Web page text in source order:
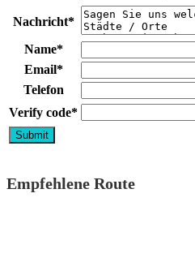
Nachricht*
Name*
Email*
Telefon
Verify code*
Empfehlene Route